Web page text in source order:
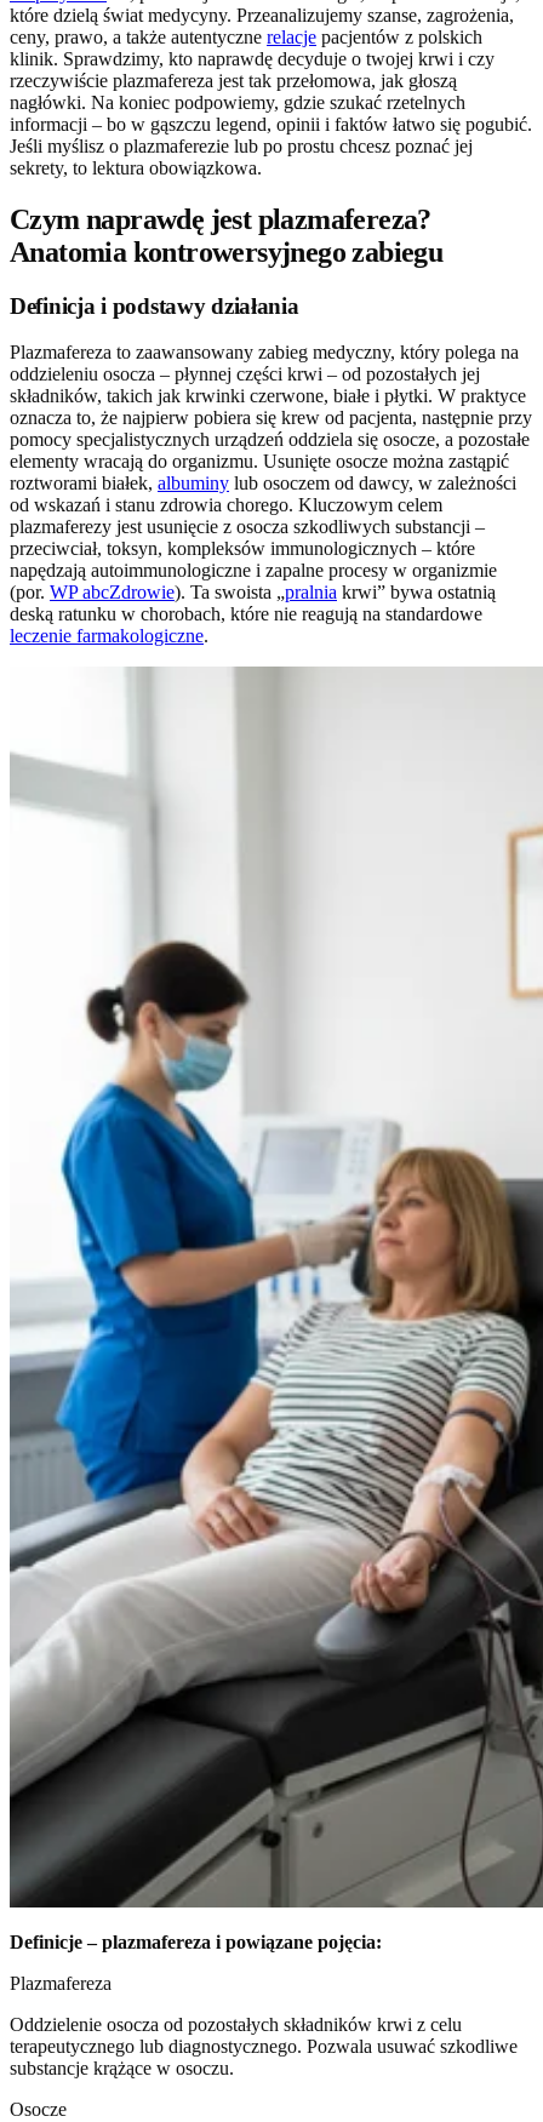
które dzielą świat medycyny. Przeanalizujemy szanse, zagrożenia,
ceny, prawo, a także autentyczne relacje pacjentów z polskich
klinik. Sprawdzimy, kto naprawdę decyduje o twojej krwi i czy
rzeczywiście plazmafereza jest tak przełomowa, jak głoszą
nagłówki. Na koniec podpowiemy, gdzie szukać rzetelnych
informacji – bo w gąszczu legend, opinii i faktów łatwo się pogubić.
Jeśli myślisz o plazmaferezie lub po prostu chcesz poznać jej
sekrety, to lektura obowiązkowa.
Czym naprawdę jest plazmafereza?
Anatomia kontrowersyjnego zabiegu
Definicja i podstawy działania
Plazmafereza to zaawansowany zabieg medyczny, który polega na
oddzieleniu osocza – płynnej części krwi – od pozostałych jej
składników, takich jak krwinki czerwone, białe i płytki. W praktyce
oznacza to, że najpierw pobiera się krew od pacjenta, następnie przy
pomocy specjalistycznych urządzeń oddziela się osocze, a pozostałe
elementy wracają do organizmu. Usunięte osocze można zastąpić
roztworami białek, albuminy lub osoczem od dawcy, w zależności
od wskazań i stanu zdrowia chorego. Kluczowym celem
plazmaferezy jest usunięcie z osocza szkodliwych substancji –
przeciwciał, toksyn, kompleksów immunologicznych – które
napędzają autoimmunologiczne i zapalne procesy w organizmie
(por. WP abcZdrowie). Ta swoista „pralnia krwi” bywa ostatnią
deską ratunku w chorobach, które nie reagują na standardowe
leczenie farmakologiczne.
Definicje – plazmafereza i powiązane pojęcia:
Plazmafereza
Oddzielenie osocza od pozostałych składników krwi z celu
terapeutycznego lub diagnostycznego. Pozwala usuwać szkodliwe
substancje krążące w osoczu.
Osocze